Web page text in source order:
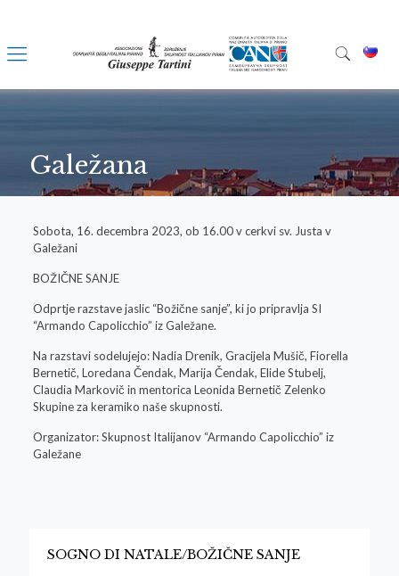
Galežana
Sobota, 16. decembra 2023, ob 16.00 v cerkvi sv. Justa v
Galežani
BOŽIČNE SANJE
Odprtje razstave jaslic “Božične sanje”, ki jo pripravlja SI
“Armando Capolicchio” iz Galežane.
Na razstavi sodelujejo: Nadia Drenik, Gracijela Mušič, Fiorella
Bernetič, Loredana Čendak, Marija Čendak, Elide Stubelj,
Claudia Markovič in mentorica Leonida Bernetič Zelenko
Skupine za keramiko naše skupnosti.
Organizator: Skupnost Italijanov “Armando Capolicchio” iz
Galežane
SOGNO DI NATALE/BOŽIČNE SANJE